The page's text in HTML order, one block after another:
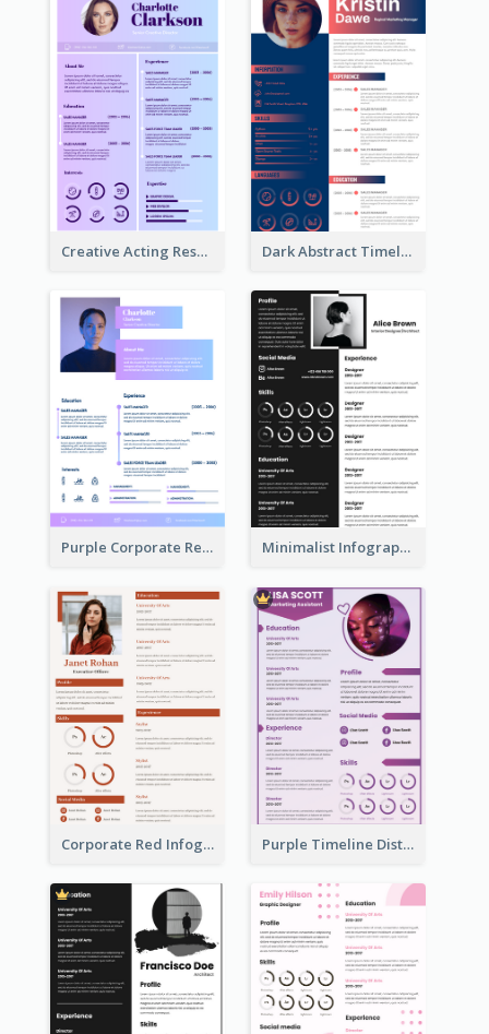
Creative Acting Resume Dark Abstract Timeline Resume
Purple Corporate Resume Minimalist Infographic Resume
Corporate Red Infographic Resume Purple Timeline Distinguished Resume